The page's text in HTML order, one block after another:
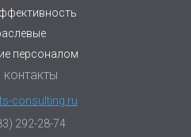
персоналом
consulting.ru
292-28-74